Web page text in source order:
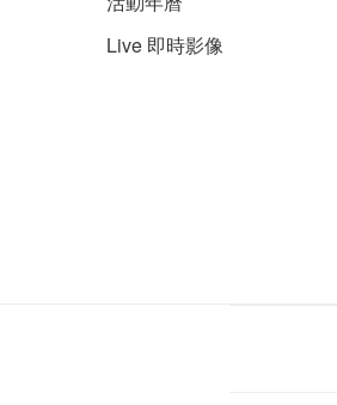
Live 即時影像